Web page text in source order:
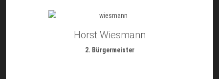
Horst Wiesmann
2. Bürgermeister